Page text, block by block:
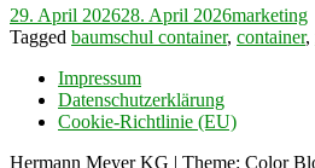
29. April 202628. April 2026marketing
Tagged baumschul container, container,
Impressum
Datenschutzerklärung
Cookie-Richtlinie (EU)
Hermann Meyer KG | Theme: Color